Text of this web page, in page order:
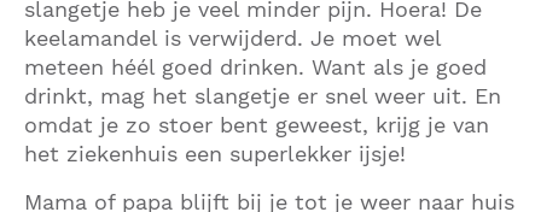
slangetje heb je veel minder pijn. Hoera! De
keelamandel is verwijderd. Je moet wel
meteen héél goed drinken. Want als je goed
drinkt, mag het slangetje er snel weer uit. En
omdat je zo stoer bent geweest, krijg je van
het ziekenhuis een superlekker ijsje!
Mama of papa blijft bij je tot je weer naar huis